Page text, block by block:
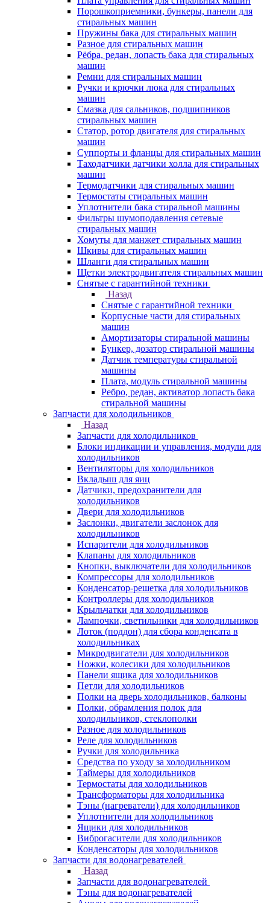
Порошкоприемники, бункеры, панели для
стиральных машин
Пружины бака для стиральных машин
Разное для стиральных машин
Рёбра, редан, лопасть бака для стиральных
машин
Ремни для стиральных машин
Ручки и крючки люка для стиральных
машин
Смазка для сальников, подшипников
стиральных машин
Статор, ротор двигателя для стиральных
машин
Суппорты и фланцы для стиральных машин
Таходатчики датчики холла для стиральных
машин
Термодатчики для стиральных машин
Термостаты стиральных машин
Уплотнители бака стиральной машины
Фильтры шумоподавления сетевые
стиральных машин
Хомуты для манжет стиральных машин
Шкивы для стиральных машин
Шланги для стиральных машин
Щетки электродвигателя стиральных машин
Снятые с гарантийной техники
Назад
Снятые с гарантийной техники
Корпусные части для стиральных
машин
Амортизаторы стиральной машины
Бункер, дозатор стиральной машины
Датчик температуры стиральной
машины
Плата, модуль стиральной машины
Ребро, редан, активатор лопасть бака
стиральной машины
Запчасти для холодильников
Назад
Запчасти для холодильников
Блоки индикации и управления, модули для
холодильников
Вентиляторы для холодильников
Вкладыш для яиц
Датчики, предохранители для
холодильников
Двери для холодильников
Заслонки, двигатели заслонок для
холодильников
Испарители для холодильников
Клапаны для холодильников
Кнопки, выключатели для холодильников
Компрессоры для холодильников
Конденсатор-решетка для холодильников
Контроллеры для холодильников
Крыльчатки для холодильников
Лампочки, светильники для холодильников
Лоток (поддон) для сбора конденсата в
холодильниках
Микродвигатели для холодильников
Ножки, колесики для холодильников
Панели ящика для холодильников
Петли для холодильников
Полки на дверь холодильников, балконы
Полки, обрамления полок для
холодильников, стеклополки
Разное для холодильников
Реле для холодильников
Ручки для холодильника
Средства по уходу за холодильником
Таймеры для холодильников
Термостаты для холодильников
Трансформаторы для холодильника
Тэны (нагреватели) для холодильников
Уплотнители для холодильников
Ящики для холодильников
Виброгасители для холодильников
Конденсаторы для холодильников
Запчасти для водонагревателей
Назад
Запчасти для водонагревателей
Тэны для водонагревателей